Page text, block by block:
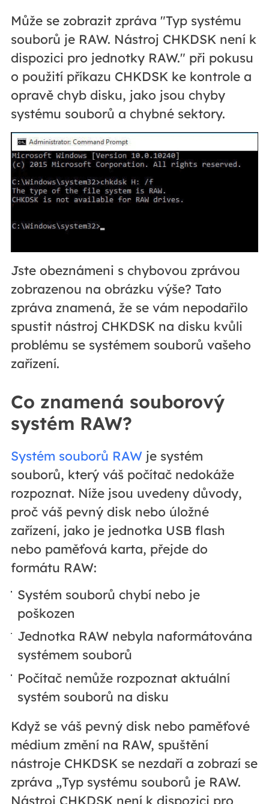
Může se zobrazit zpráva "Typ systému
souborů je RAW. Nástroj CHKDSK není k
dispozici pro jednotky RAW." při pokusu
o použití příkazu CHKDSK ke kontrole a
opravě chyb disku, jako jsou chyby
systému souborů a chybné sektory.
Jste obeznámeni s chybovou zprávou
zobrazenou na obrázku výše? Tato
zpráva znamená, že se vám nepodařilo
spustit nástroj CHKDSK na disku kvůli
problému se systémem souborů vašeho
zařízení.
Co znamená souborový
systém RAW?
Systém souborů RAWje systém
souborů, který váš počítač nedokáže
rozpoznat. Níže jsou uvedeny důvody,
proč váš pevný disk nebo úložné
zařízení, jako je jednotka USB flash
nebo paměťová karta, přejde do
formátu RAW:
Systém souborů chybí nebo je
poškozen
Jednotka RAW nebyla naformátována
systémem souborů
Počítač nemůže rozpoznat aktuální
systém souborů na disku
Když se váš pevný disk nebo paměťové
médium změní na RAW, spuštění
nástroje CHKDSK se nezdaří a zobrazí se
zpráva „Typ systému souborů je RAW.
Nástroj CHKDSK není k dispozici pro